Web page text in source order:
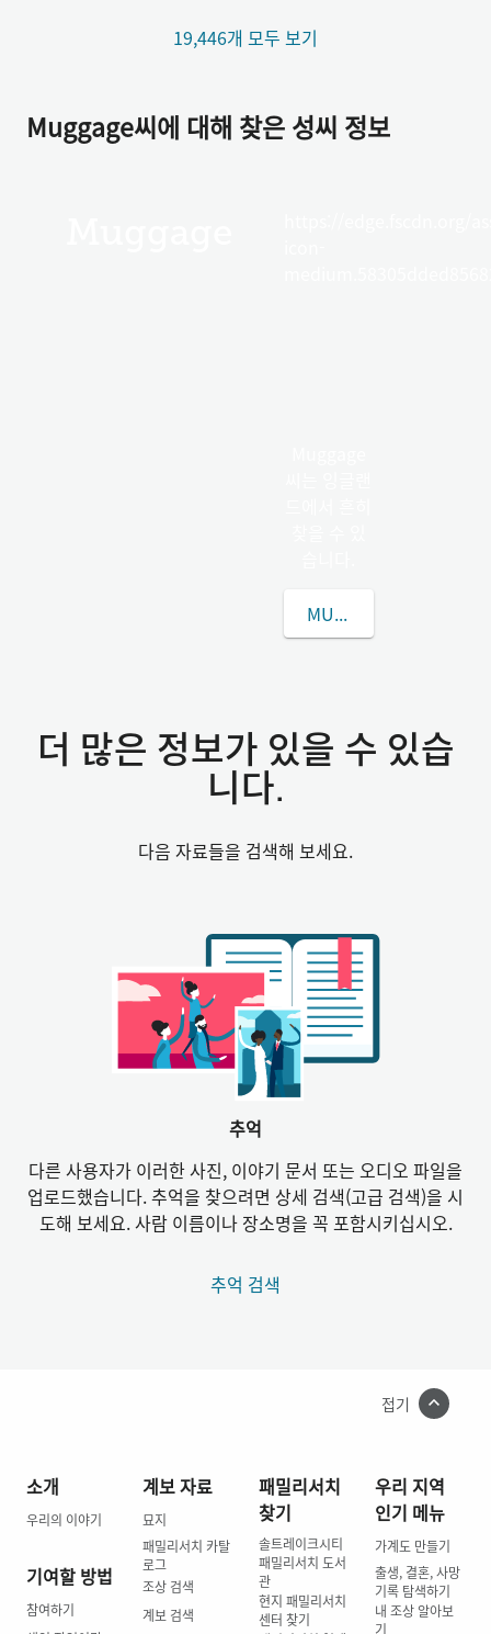
19,446개 모두 보기
Muggage씨에 대해 찾은 성씨 정보
MUGGAGE씨에 대해 더
더 많은 정보가 있을 수 있습
니다.
다음 자료들을 검색해 보세요.
추억
다른 사용자가 이러한 사진, 이야기 문서 또는 오디오 파일을
업로드했습니다. 추억을 찾으려면 상세 검색(고급 검색)을 시
도해 보세요. 사람 이름이나 장소명을 꼭 포함시키십시오.
추억 검색
접기
소개
우리의 이야기
기여할 방법
참여하기
계보 자료
묘지
패밀리서치 카탈
로그
조상 검색
계보 검색
패밀리서치
찾기
솔트레이크시티
패밀리서치 도서
관
현지 패밀리서치
센터 찾기
우리 지역
인기 메뉴
가계도 만들기
출생, 결혼, 사망
기록 탐색하기
내 조상 알아보
기